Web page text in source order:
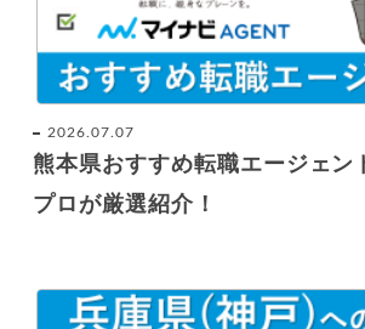
2026.07.07
熊本県おすすめ転職エージェン
プロが厳選紹介！